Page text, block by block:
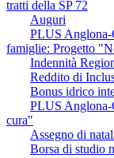
tratti della SP 72
Auguri
PLUS Anglona-
famiglie: Progetto
Indennità
Reddito di
Bonus idrico
PLUS Anglona-
cura"
Assegno di
Borsa di studio